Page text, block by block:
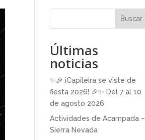
Buscar
Últimas
noticias
✨🎉 ¡Capileira se viste de
fiesta 2026! 🎉✨ Del 7 al 10
de agosto 2026
Actividades de Acampada –
Sierra Nevada